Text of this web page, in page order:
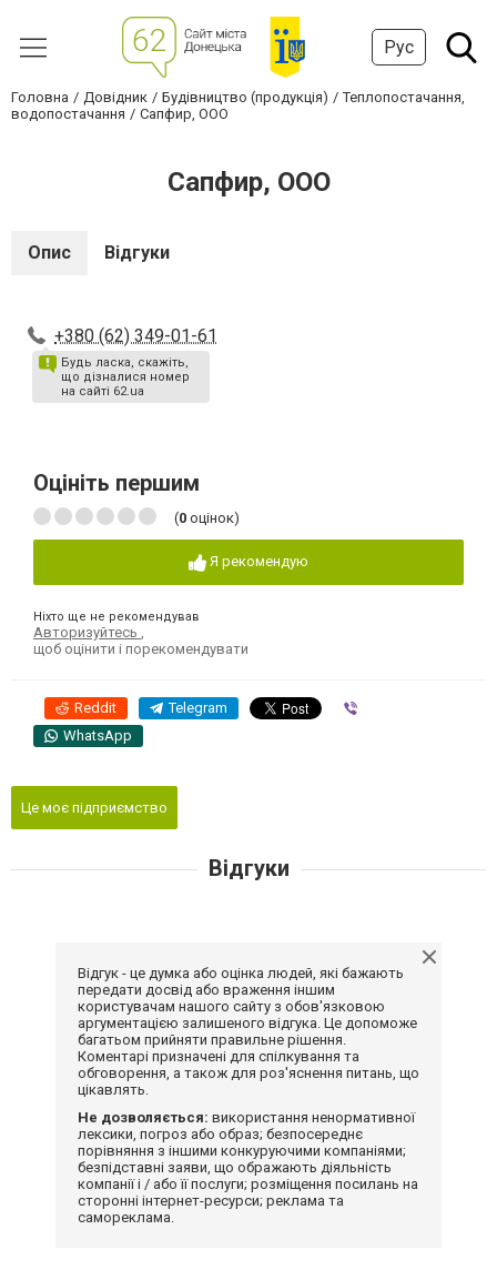
Рус
Головна Довідник Будівництво (продукція)
Теплопостачання,
водопостачання
Сапфир, ООО
Сапфир, ООО
Опис Відгуки
+380 (62) 349-01-61
Будь ласка, скажіть,
що дізналися номер
на сайті 62.ua
Оцініть першим
(0 оцінок)
Я рекомендую
Ніхто ще не рекомендував
Авторизуйтесь
щоб оцінити і порекомендувати
Reddit Telegram
WhatsApp
Це моє підприємство
Відгуки
Відгук - це думка або оцінка людей, які бажають
передати досвід або враження іншим
користувачам нашого сайту з обов'язковою
аргументацією залишеного відгука. Це допоможе
багатьом прийняти правильне рішення.
Коментарі призначені для спілкування та
обговорення, а також для роз'яснення питань, що
цікавлять.
Не дозволяється: використання ненормативної
лексики, погроз або образ; безпосереднє
порівняння з іншими конкуруючими компаніями;
безпідставні заяви, що ображають діяльність
компанії і / або її послуги; розміщення посилань на
сторонні інтернет-ресурси; реклама та
самореклама.